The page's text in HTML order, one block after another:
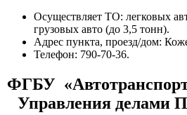
Осуществляет ТО: легковых
грузовых авто (до 3,5 тонн).
Адрес пункта, проезд/дом:
Телефон: 790-70-36.
ФГБУ
Управления делами